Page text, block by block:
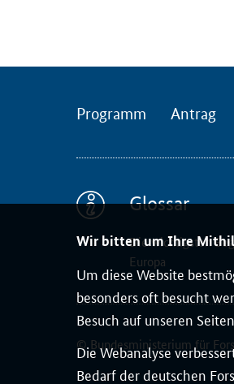
Wir bitten um Ihre
Um diese Website
besonders oft besucht
Besuch auf unseren
Die Webanalyse
Bedarf der deutschen
s
a
u
n
d
P
R
E
o
r
Programm Antrag
Glossar
Die wichtigsten
Europa
© Bundesministerium für